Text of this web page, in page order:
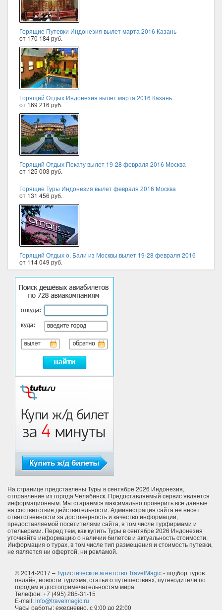
Горящие Путевки Индонезия вылет марта 2016 Казань
от 170 184 руб.
Горящий Отдых Индонезия вылет марта 2016 Казань
от 169 216 руб.
Горящий Отдых Пекату вылет 19-28 февраля 2016 Москва
от 125 003 руб.
Горящие Туры Индонезия вылет февраля 2016 Москва
от 131 456 руб.
Горящий Отдых о. Бали из Москвы вылет 19-28 февраля 2016
от 114 049 руб.
На странице представлены Туры в сентябре 2026 Индонезия,
отправление из города Челябинск. Предоставляемый сервис является
информационным. Мы стараемся максимально проверить все данные
на соответствие действительности. Администрация сайта не несет
ответственности за достоверность и качество информации,
предоставляемой посетителями сайта, в том числе турфирмами и
отельерами. Перед тем, как купить Туры в сентябре 2026 Индонезия
уточняйте информацию о наличии билетов и актуальность стоимости.
Информация о турах, в том числе тип размещения и стоимость путевки,
не является ни офертой, ни рекламой.
© 2014-2017 –Туристическое агентство TravelMagic- подбор туров
онлайн, новости туризма, статьи о путешествиях, путеводители по
городам и достопримечательностям мира
Телефон: +7 (495) 285-31-15
E-mail:info@travelmagic.ru
Часы работы: ежедневно, с 9:00 до 22:00